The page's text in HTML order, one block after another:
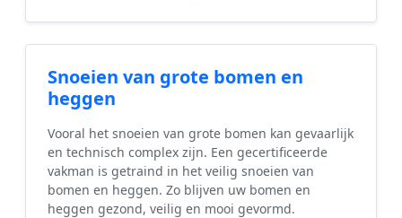
Snoeien van grote bomen en
heggen
Vooral het snoeien van grote bomen kan gevaarlijk
en technisch complex zijn. Een gecertificeerde
vakman is getraind in het veilig snoeien van
bomen en heggen. Zo blijven uw bomen en
heggen gezond, veilig en mooi gevormd.